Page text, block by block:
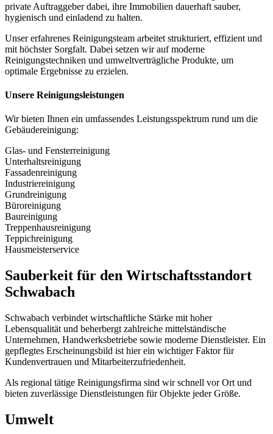
private Auftraggeber dabei, ihre Immobilien dauerhaft sauber,
hygienisch und einladend zu halten.
Unser erfahrenes Reinigungsteam arbeitet strukturiert, effizient und
mit höchster Sorgfalt. Dabei setzen wir auf moderne
Reinigungstechniken und umweltverträgliche Produkte, um
optimale Ergebnisse zu erzielen.
Unsere Reinigungsleistungen
Wir bieten Ihnen ein umfassendes Leistungsspektrum rund um die
Gebäudereinigung:
Glas- und Fensterreinigung
Unterhaltsreinigung
Fassadenreinigung
Industriereinigung
Grundreinigung
Büroreinigung
Baureinigung
Treppenhausreinigung
Teppichreinigung
Hausmeisterservice
Sauberkeit für den Wirtschaftsstandort
Schwabach
Schwabach verbindet wirtschaftliche Stärke mit hoher
Lebensqualität und beherbergt zahlreiche mittelständische
Unternehmen, Handwerksbetriebe sowie moderne Dienstleister. Ein
gepflegtes Erscheinungsbild ist hier ein wichtiger Faktor für
Kundenvertrauen und Mitarbeiterzufriedenheit.
Als regional tätige Reinigungsfirma sind wir schnell vor Ort und
bieten zuverlässige Dienstleistungen für Objekte jeder Größe.
Umwelt